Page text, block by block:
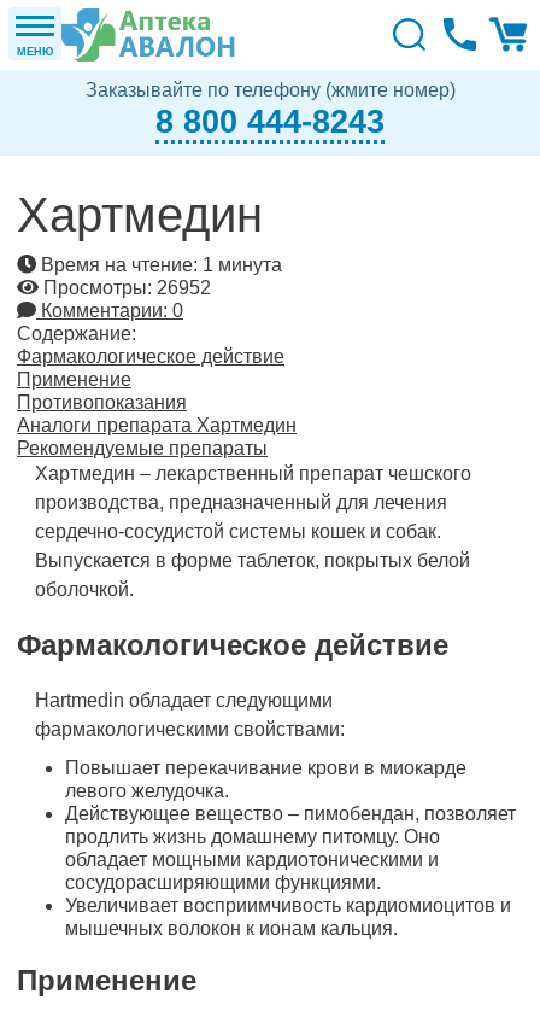
МЕНЮ
Заказывайте по телефону (жмите номер)
8 800 444-8243
Хартмедин
Время на чтение: 1 минута
Просмотры: 26952
Комментарии: 0
Содержание:
Фармакологическое действие
Применение
Противопоказания
Аналоги препарата Хартмедин
Рекомендуемые препараты
Хартмедин – лекарственный препарат чешского
производства, предназначенный для лечения
сердечно-сосудистой системы кошек и собак.
Выпускается в форме таблеток, покрытых белой
оболочкой.
Фармакологическое действие
Hartmedin обладает следующими
фармакологическими свойствами:
Повышает перекачивание крови в миокарде
левого желудочка.
Действующее вещество – пимобендан, позволяет
продлить жизнь домашнему питомцу. Оно
обладает мощными кардиотоническими и
сосудорасширяющими функциями.
Увеличивает восприимчивость кардиомиоцитов и
мышечных волокон к ионам кальция.
Применение